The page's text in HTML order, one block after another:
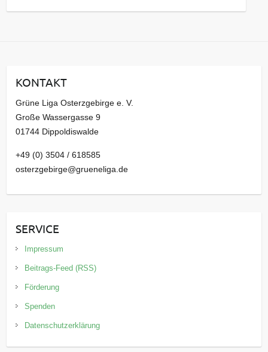
a
v
KONTAKT
Grüne Liga Osterzgebirge e. V.
Große Wassergasse 9
01744 Dippoldiswalde
+49 (0) 3504 / 618585
osterzgebirge@grueneliga.de
SERVICE
Impressum
Beitrags-Feed (RSS)
Förderung
Spenden
Datenschutzerklärung